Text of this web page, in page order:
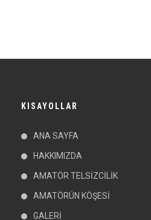
KISAYOLLAR
ANA SAYFA
HAKKIMIZDA
AMATÖR TELSİZCİLİK
AMATÖRÜN KÖŞESİ
GALERİ